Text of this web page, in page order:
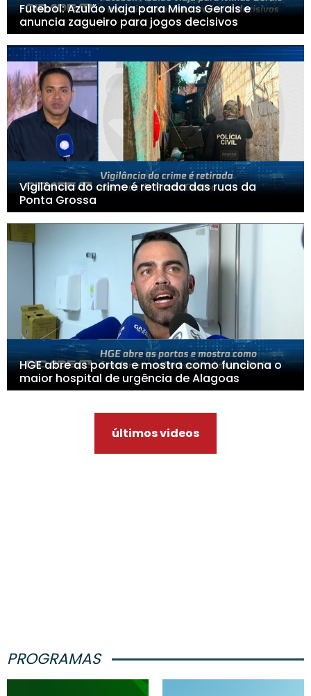
Futebol: Azulão viaja para Minas Gerais e
anuncia zagueiro para jogos decisivos
Vigilância do crime é retirada das ruas da
Ponta Grossa
HGE abre as portas e mostra como funciona o
maior hospital de urgência de Alagoas
últimos videos
PROGRAMAS